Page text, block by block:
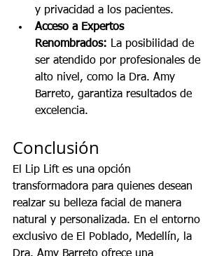
y privacidad a los pacientes.
Acceso a Expertos
Renombrados: La posibilidad de
ser atendido por profesionales de
alto nivel, como la Dra. Amy
Barreto, garantiza resultados de
excelencia.
Conclusión
El Lip Lift es una opción
transformadora para quienes desean
realzar su belleza facial de manera
natural y personalizada. En el entorno
exclusivo de El Poblado, Medellín, la
Dra. Amy Barreto ofrece una